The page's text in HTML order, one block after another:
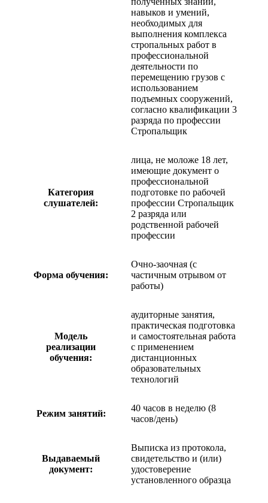
навыков и умений,
необходимых для
выполнения комплекса
стропальных работ в
профессиональной
деятельности по
перемещению грузов с
использованием
подъемных сооружений,
согласно квалификации 3
разряда по профессии
Стропальщик
Категория
слушателей:
лица, не моложе 18 лет,
имеющие документ о
профессиональной
подготовке по рабочей
профессии Стропальщик
2 разряда или
родственной рабочей
профессии
Форма обучения:
Очно-заочная (с
частичным отрывом от
работы)
Модель
реализации
обучения:
аудиторные занятия,
практическая подготовка
и самостоятельная работа
с применением
дистанционных
образовательных
технологий
Режим занятий:
40 часов в неделю (8
часов/день)
Выдаваемый
документ:
Выписка из протокола,
свидетельство и (или)
удостоверение
установленного образца